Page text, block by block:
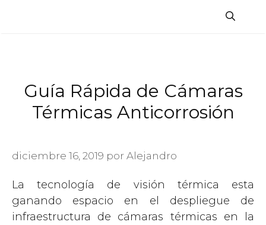
Guía Rápida de Cámaras
Térmicas Anticorrosión
diciembre 16, 2019 por Alejandro
La tecnología de visión térmica esta
ganando espacio en el despliegue de
infraestructura de cámaras térmicas en la